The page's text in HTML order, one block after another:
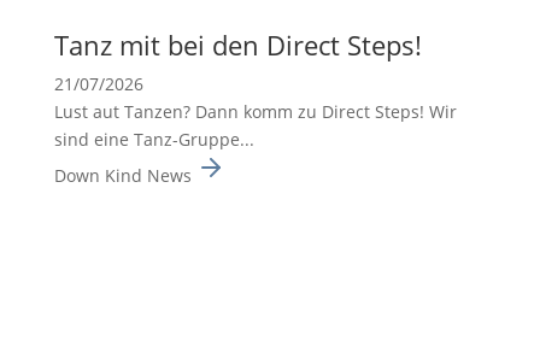
Tanz mit bei den Direct Steps!
21/07/2026
Lust aut Tanzen? Dann komm zu Direct Steps! Wir
sind eine Tanz-Gruppe...
Down Kind News